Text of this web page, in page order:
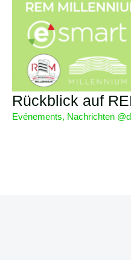
Rückblick auf
Evénements, Nachrichten